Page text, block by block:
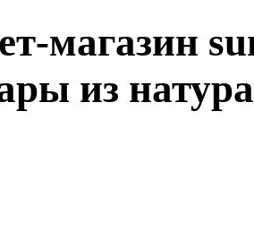
магазин
из